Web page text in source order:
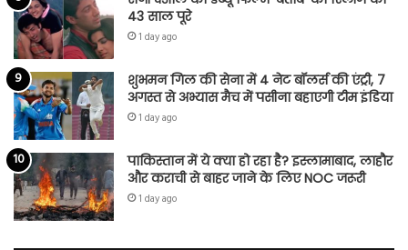
43 साल पूरे
1 day ago
शुभमन गिल की सेना में 4 नेट बॉलर्स की एंट्री, 7
अगस्त से अभ्यास मैच में पसीना बहाएगी टीम इंडिया
1 day ago
पाकिस्तान में ये क्या हो रहा है? इस्लामाबाद, लाहौर
और कराची से बाहर जाने के लिए NOC जरूरी
1 day ago